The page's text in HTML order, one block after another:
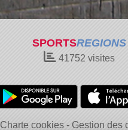
SPORTSREGIONS
41752 visites
Charte cookies
Gestion des